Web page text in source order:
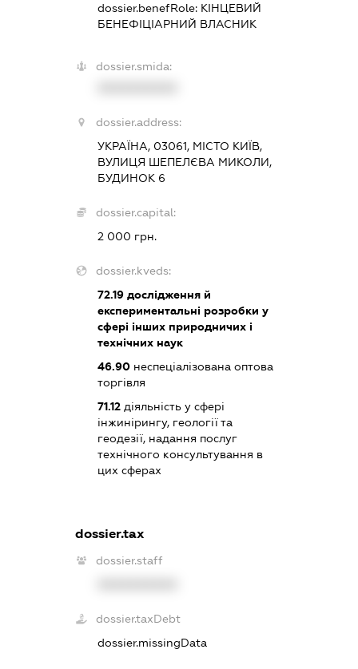
dossier.benefRole: КІНЦЕВИЙ
БЕНЕФІЦІАРНИЙ ВЛАСНИК
dossier.smida:
dossier.address:
УКРАЇНА, 03061, МІСТО КИЇВ,
ВУЛИЦЯ ШЕПЕЛЄВА МИКОЛИ,
БУДИНОК 6
dossier.capital:
2 000 грн.
dossier.kveds:
72.19дослідження й
експериментальні розробки у
сфері інших природничих і
технічних наук
46.90неспеціалізована оптова
торгівля
71.12діяльність у сфері
інжинірингу, геології та
геодезії, надання послуг
технічного консультування в
цих сферах
dossier.tax
dossier.staff
dossier.taxDebt
dossier.missingData